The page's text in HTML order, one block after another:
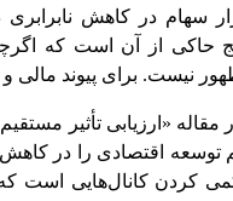
سهام در کاهش
نتایج حاکی از آن است
نیست. برای پیوند مالی و
در مقاله «ارزیابی
کردن کانال‌هایی است